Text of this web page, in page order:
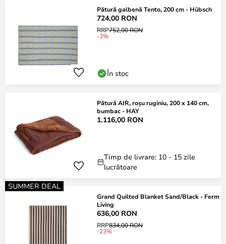
Pătură galbenă Tento, 200 cm - Hübsch
724,00 RON
RRP752,00 RON
-3%
În stoc
Pătură AIR, roșu ruginiu, 200 x 140 cm,
bumbac - HAY
1.116,00 RON
Timp de livrare: 10 - 15 zile
lucrătoare
SUMMER DEAL
Grand Quilted Blanket Sand/Black - Ferm
Living
636,00 RON
RRP834,00 RON
-23%